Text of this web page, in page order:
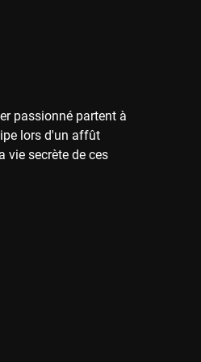
passionné partent à
lors d'un affût
vie secrète de ces